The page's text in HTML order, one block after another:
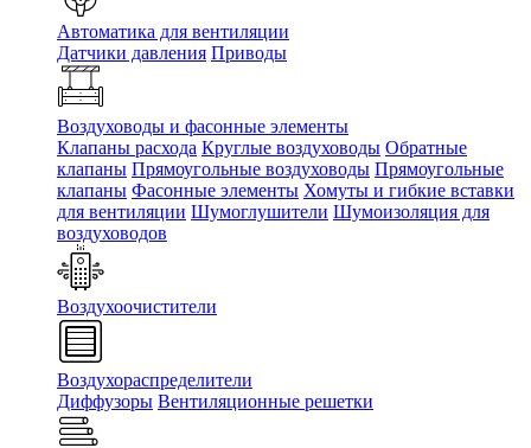
Автоматика для вентиляции
Датчики давления Приводы
Воздуховоды и фасонные элементы
Клапаны расхода Круглые воздуховоды Обратные
клапаны Прямоугольные воздуховоды Прямоугольные
клапаны Фасонные элементы Хомуты и гибкие вставки
для вентиляции Шумоглушители Шумоизоляция для
воздуховодов
Воздухоочистители
Воздухораспределители
Диффузоры Вентиляционные решетки